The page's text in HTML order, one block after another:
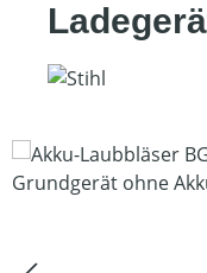
Bildergalerie